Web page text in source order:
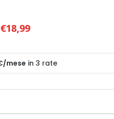
Prezzo corrente
€18,99